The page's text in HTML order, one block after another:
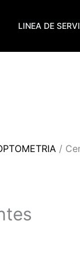
LINEA DE
/